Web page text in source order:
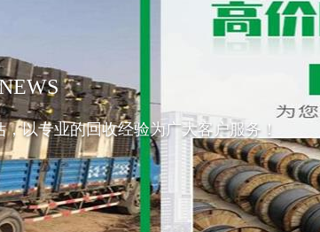
以专业的回收经验为广大客户服务！